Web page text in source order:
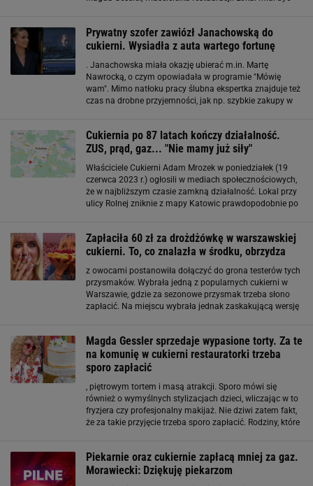
Prywatny szofer zawiózł Janachowską do
cukierni. Wysiadła z auta wartego fortunę
. Janachowska miała okazję ubierać m.in. Martę
Nawrocką, o czym opowiadała w programie "Mówię
wam". Mimo natłoku pracy ślubna ekspertka znajduje też
czas na drobne przyjemności, jak np. szybkie zakupy w
podjechała ostatnio
Cukiernia po 87 latach kończy działalność.
ZUS, prąd, gaz... "Nie mamy już siły"
Właściciele Cukierni Adam Mrozek w poniedziałek (19
czerwca 2023 r.) ogłosili w mediach społecznościowych,
że w najbliższym czasie zamkną działalność. Lokal przy
ulicy Rolnej zniknie z mapy Katowic prawdopodobnie po
Zapłaciła 60 zł za drożdżówkę w warszawskiej
cukierni. To, co znalazła w środku, obrzydza
z owocami postanowiła dołączyć do grona testerów tych
przysmaków. Wybrała jedną z popularnych cukierni w
Warszawie, gdzie za sezonowe przysmak trzeba słono
zapłacić. Na miejscu wybrała jednak zaskakującą wersję
Magda Gessler sprzedaje wypasione torty. Za te
na komunię w cukierni restauratorki trzeba
sporo zapłacić
, piętrowym tortem i masą atrakcji. Sporo mówi się
również o wymyślnych stylizacjach dzieci, wliczając w to
fryzjera czy profesjonalny makijaż. Nie dziwi zatem fakt,
że za takie przyjęcie trzeba sporo zapłacić. Rodziny, które
Piekarnie oraz cukiernie zapłacą mniej za gaz.
Morawiecki: Dziękuję piekarzom